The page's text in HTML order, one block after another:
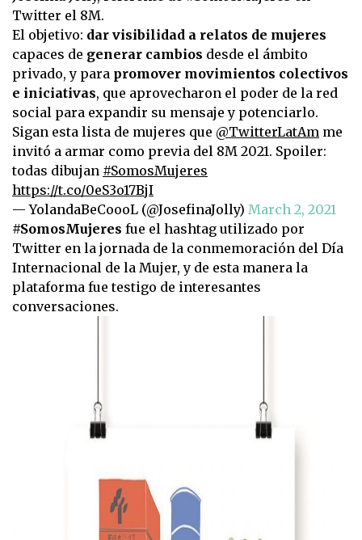
Twitter el 8M.
El objetivo: dar visibilidad a relatos de mujeres
capaces de generar cambios desde el ámbito
privado, y para promover movimientos colectivos
e iniciativas, que aprovecharon el poder de la red
social para expandir su mensaje y potenciarlo.
Sigan esta lista de mujeres que @TwitterLatAm me
invitó a armar como previa del 8M 2021. Spoiler:
todas dibujan #SomosMujeres
https://t.co/0eS3o17BjI
— YolandaBeCoooL (@JosefinaJolly) March 2, 2021
#SomosMujeres fue el hashtag utilizado por
Twitter en la jornada de la conmemoración del Día
Internacional de la Mujer, y de esta manera la
plataforma fue testigo de interesantes
conversaciones.